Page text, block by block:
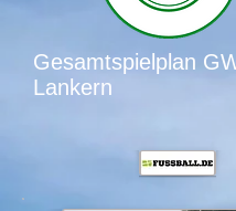
Gesamtspielplan
Lankern